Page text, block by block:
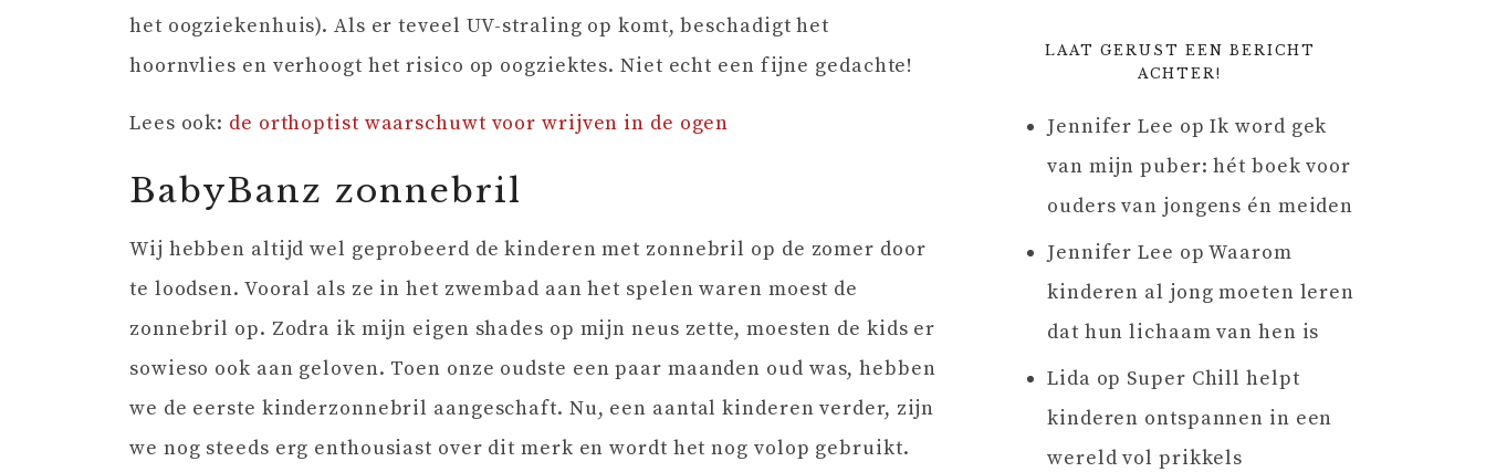
het oogziekenhuis). Als er teveel UV-straling op komt, beschadigt het
hoornvlies en verhoogt het risico op oogziektes. Niet echt een fijne gedachte!
Lees ook: de orthoptist waarschuwt voor wrijven in de ogen
BabyBanz zonnebril
Wij hebben altijd wel geprobeerd de kinderen met zonnebril op de zomer door
te loodsen. Vooral als ze in het zwembad aan het spelen waren moest de
zonnebril op. Zodra ik mijn eigen shades op mijn neus zette, moesten de kids er
sowieso ook aan geloven. Toen onze oudste een paar maanden oud was, hebben
we de eerste kinderzonnebril aangeschaft. Nu, een aantal kinderen verder, zijn
we nog steeds erg enthousiast over dit merk en wordt het nog volop gebruikt.
LAAT GERUST EEN BERICHT
ACHTER!
Jennifer Lee opIk word gek
van mijn puber: hét boek voor
ouders van jongens én meiden
Jennifer Lee opWaarom
kinderen al jong moeten leren
dat hun lichaam van hen is
Lida op Super Chill helpt
kinderen ontspannen in een
wereld vol prikkels